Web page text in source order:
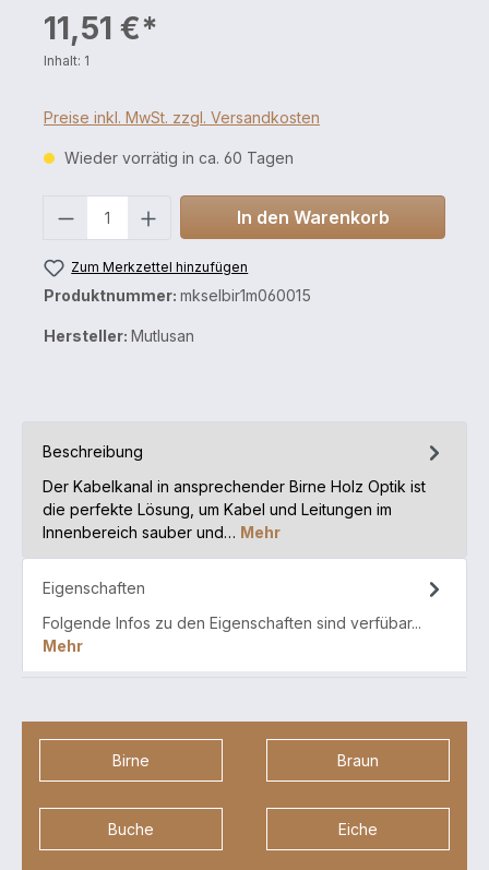
11,51 €*
Inhalt: 1
Preise inkl. MwSt. zzgl. Versandkosten
Wieder vorrätig in ca. 60 Tagen
In den Warenkorb
Zum Merkzettel hinzufügen
Produktnummer: mkselbir1m060015
Hersteller: Mutlusan
Beschreibung
Der Kabelkanal in ansprechender Birne Holz Optik ist
die perfekte Lösung, um Kabel und Leitungen im
Innenbereich sauber und… Mehr
Eigenschaften
Folgende Infos zu den Eigenschaften sind verfübar...
Mehr
Birne Braun
Buche Eiche